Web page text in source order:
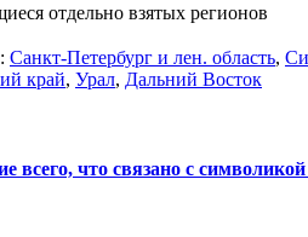
отдельно взятых регионов
: Санкт-Петербург и лен. область,
край, Урал, Дальний Восток
всего, что связано с